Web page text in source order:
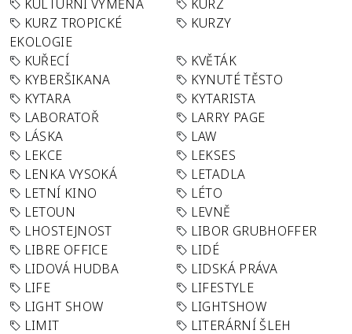
KULTURNÍ VÝMĚNA
KURZ
KURZ TROPICKÉ
EKOLOGIE
KURZY
KUŘECÍ
KVĚTÁK
KYBERŠIKANA
KYNUTÉ TĚSTO
KYTARA
KYTARISTA
LABORATOŘ
LARRY PAGE
LÁSKA
LAW
LEKCE
LEKSES
LENKA VYSOKÁ
LETADLA
LETNÍ KINO
LÉTO
LETOUN
LEVNĚ
LHOSTEJNOST
LIBOR GRUBHOFFER
LIBRE OFFICE
LIDÉ
LIDOVÁ HUDBA
LIDSKÁ PRÁVA
LIFE
LIFESTYLE
LIGHT SHOW
LIGHTSHOW
LIMIT
LITERÁRNÍ ŠLEH